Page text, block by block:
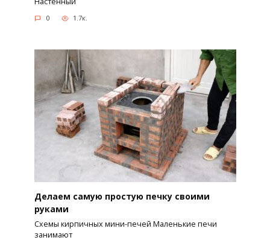
0 1.7к.
Делаем самую простую печку своими
руками
Схемы кирпичных мини-печей Маленькие печи
занимают